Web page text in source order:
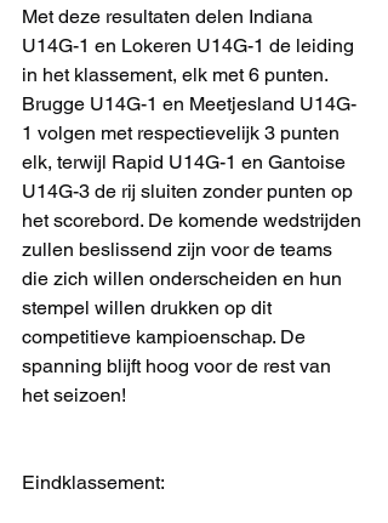
Met deze resultaten delen Indiana
U14G-1 en Lokeren U14G-1 de leiding
in het klassement, elk met 6 punten.
Brugge U14G-1 en Meetjesland U14G-
1 volgen met respectievelijk 3 punten
elk, terwijl Rapid U14G-1 en Gantoise
U14G-3 de rij sluiten zonder punten op
het scorebord. De komende wedstrijden
zullen beslissend zijn voor de teams
die zich willen onderscheiden en hun
stempel willen drukken op dit
competitieve kampioenschap. De
spanning blijft hoog voor de rest van
het seizoen!
Eindklassement: